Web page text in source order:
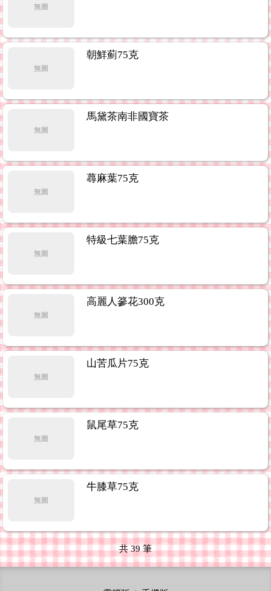
.
不零售下單前請洽鍾主任0918121313 請加LINE手機號
利網 ...24
無圖
無圖
朝鮮薊75克
無圖
馬黛茶南非國寶茶
無圖
蕁麻葉75克
無圖
特級七葉膽75克
無圖
高麗人篸花300克
無圖
山苦瓜片75克
無圖
鼠尾草75克
無圖
牛膝草75克
共39筆